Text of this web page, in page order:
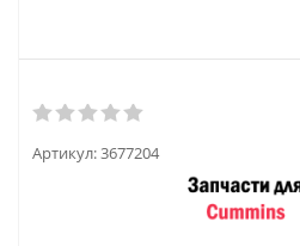
Артикул:3677204